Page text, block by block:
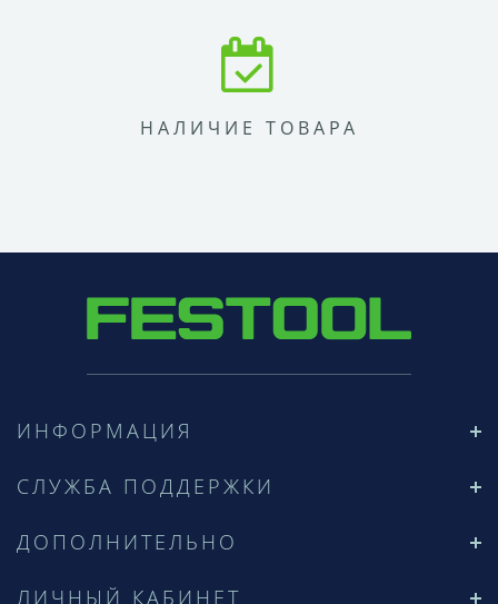
НАЛИЧИЕ ТОВАРА
ИНФОРМАЦИЯ
СЛУЖБА ПОДДЕРЖКИ
ДОПОЛНИТЕЛЬНО
ЛИЧНЫЙ КАБИНЕТ